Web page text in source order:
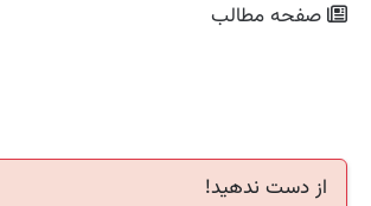
صفحه مطالب
از دست ندهید!